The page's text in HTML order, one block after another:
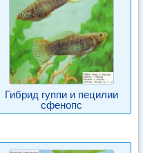
Гибрид гуппи и пецилии
сфенопс